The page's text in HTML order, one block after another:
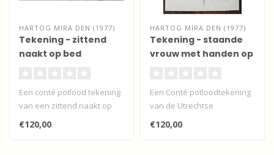
HARTOG MIRA DEN (1977)
Tekening - zittend
naakt op bed
Een conté potlood tekening
van een zittend naakt op
een bed door de Utrechtse
€120,00
HARTOG MIRA DEN (1977)
Tekening - staande
vrouw met handen op
Een Conté potloodtekening
van de Utrechtse
kunstenares Mira den
Hartog van een ..
€120,00